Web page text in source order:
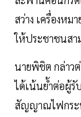
สว่าง เครื่องหม
ให้ประชาชนสา
นายพิชิต กล่าวต่
ได้เน้นย้ำต่อผู้รั
สัญญาณไฟกระ